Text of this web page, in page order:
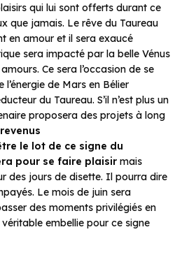
qui lui sont offerts durant ce
que jamais. Le rêve du Taureau
en amour et il sera exaucé
sera impacté par la belle Vénus
Ce sera l’occasion de se
de Mars en Bélier
du Taureau. S’il n’est plus un
proposera des projets à long
le lot de ce signe du
pour se faire plaisir mais
des jours de disette. Il pourra dire
Le mois de juin sera
des moments privilégiés en
embellie pour ce signe